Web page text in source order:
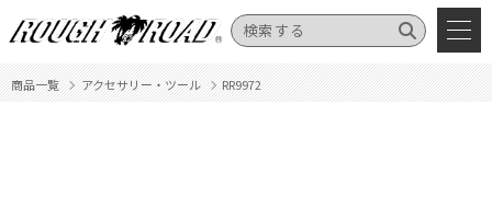
商品一覧 アクセサリー・ツール RR9972